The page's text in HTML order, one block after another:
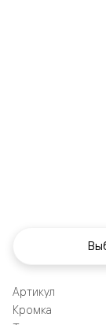
Артикул
Кромка